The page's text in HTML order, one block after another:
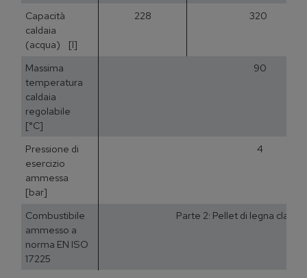
Capacità
caldaia
(acqua) [l]
228 320
Massima
temperatura
caldaia
regolabile
[°C]
90
Pressione di
esercizio
ammessa
[bar]
4
Combustibile
ammesso a
norma EN ISO
17225
Parte 2: Pellet di legna classe